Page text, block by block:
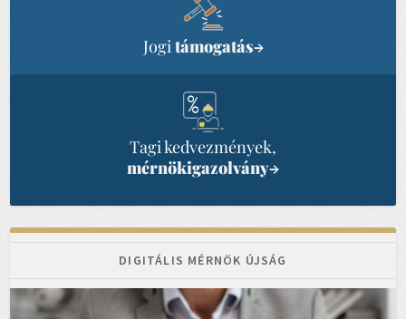
Jogi támogatás→
Tagi kedvezmények,
mérnökigazolvány→
DIGITÁLIS MÉRNÖK ÚJSÁG